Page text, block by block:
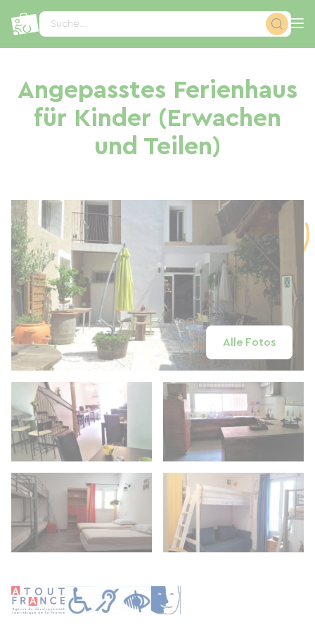
Suche...
Angepasstes Ferienhaus
für Kinder (Erwachen
und Teilen)
Alle Fotos
Cookie-Einstellungen